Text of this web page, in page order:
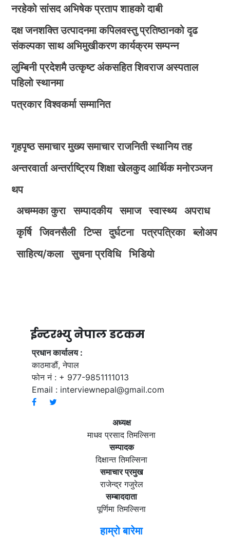
नरहेको सांसद अभिषेक प्रताप शाहको दाबी
दक्ष जनशक्ति उत्पादनमा कपिलवस्तु प्रतिष्ठानको दृढ
संकल्पका साथ अभिमुखीकरण कार्यक्रम सम्पन्न
लुम्बिनी प्रदेशमै उत्कृष्ट अंकसहित शिवराज अस्पताल
पहिलो स्थानमा
पत्रकार विश्वकर्मा सम्मानित
गृहपृष्ठ समाचार मुख्य समाचार राजनिती स्थानिय तह
अन्तरवार्ता अन्तर्राष्ट्रिय शिक्षा खेलकुद आर्थिक मनोरञ्जन
थप
अचम्मका कुरा
सम्पादकीय समाज स्वास्थ्य
अपराध
कृर्षि
जिवनसैली टिप्स दुर्घटना पत्रपत्रिका
ब्लोअप
साहित्य/कला
सुचना प्रविधि भिडियाे
ईन्टरभ्यु नेपाल डटकम
प्रधान कार्यालय :
काठमाडौं, नेपाल
फोन नं : + 977-9851111013
Email : interviewnepal@gmail.com
अध्यक्ष
माधव प्रसाद तिमल्सिना
सम्पादक
दिक्षान्त तिमल्सिना
समाचार प्रमुख
राजेन्द्र गजुरेल
सम्बाददाता
पूर्णिमा तिमल्सिना
हाम्रो बारेमा